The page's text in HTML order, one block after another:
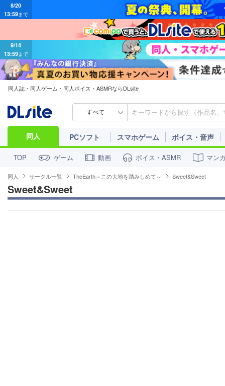
13:59まで
13:59まで
同人誌・同人ゲーム・同人ボイス・ASMRならDLsite
すべて
同人 PCソフト スマホゲーム ボイス・音声
TOP ゲーム 動画 ボイス・ASMR マン
同人 サークル一覧 TheEarth～この大地を踏みしめて～ Sweet&Sweet
Sweet&Sweet